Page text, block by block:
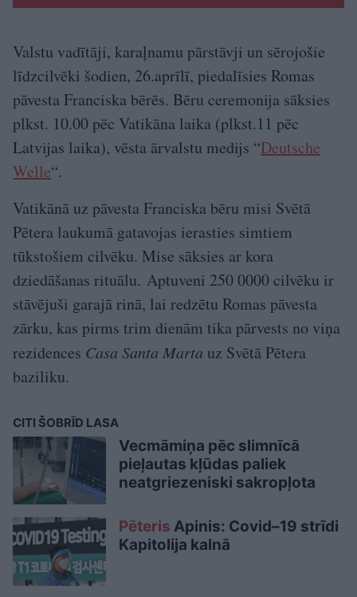
Valstu vadītāji, karaļnamu pārstāvji un sērojošie
līdzcilvēki šodien, 26.aprīlī, piedalīsies Romas
pāvesta Franciska bērēs. Bēru ceremonija sāksies
plkst. 10.00 pēc Vatikāna laika (plkst.11 pēc
Latvijas laika), vēsta ārvalstu medijs “Deutsche
Welle“.
Vatikānā uz pāvesta Franciska bēru misi Svētā
Pētera laukumā gatavojas ierasties simtiem
tūkstošiem cilvēku. Mise sāksies ar kora
dziedāšanas rituālu. Aptuveni 250 0000 cilvēku ir
stāvējuši garajā rinā, lai redzētu Romas pāvesta
zārku, kas pirms trim dienām tika pārvests no viņa
rezidences Casa Santa Marta uz Svētā Pētera
baziliku.
CITI ŠOBRĪD LASA
Vecmāmiņa pēc slimnīcā
pieļautas kļūdas paliek
neatgriezeniski sakropļota
Pēteris Apinis: Covid–19 strīdi
Kapitolija kalnā